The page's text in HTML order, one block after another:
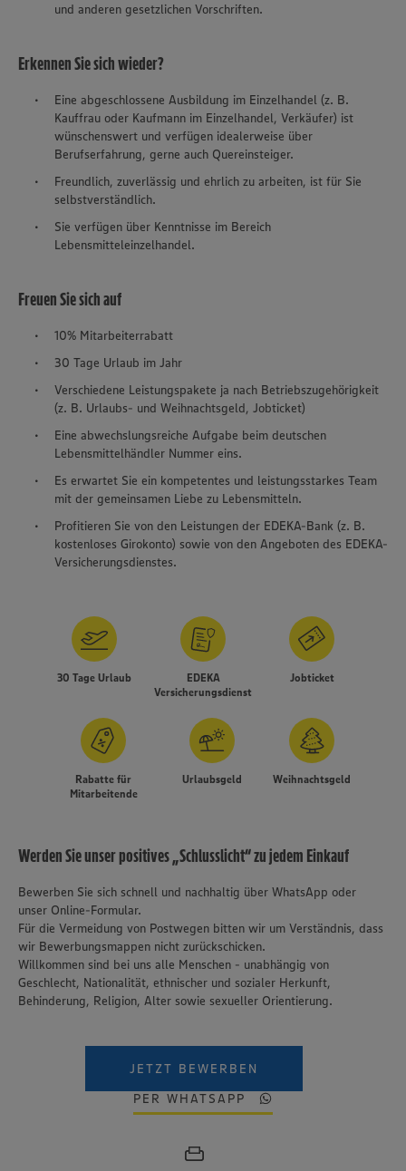
und anderen gesetzlichen Vorschriften.
Erkennen Sie sich wieder?
Eine abgeschlossene Ausbildung im Einzelhandel (z. B.
Kauffrau oder Kaufmann im Einzelhandel, Verkäufer) ist
wünschenswert und verfügen idealerweise über
Berufserfahrung, gerne auch Quereinsteiger.
Freundlich, zuverlässig und ehrlich zu arbeiten, ist für Sie
selbstverständlich.
Sie verfügen über Kenntnisse im Bereich
Lebensmitteleinzelhandel.
Freuen Sie sich auf
10% Mitarbeiterrabatt
30 Tage Urlaub im Jahr
Verschiedene Leistungspakete ja nach Betriebszugehörigkeit
(z. B. Urlaubs- und Weihnachtsgeld, Jobticket)
Eine abwechslungsreiche Aufgabe beim deutschen
Lebensmittelhändler Nummer eins.
Es erwartet Sie ein kompetentes und leistungsstarkes Team
mit der gemeinsamen Liebe zu Lebensmitteln.
Profitieren Sie von den Leistungen der EDEKA-Bank (z. B.
kostenloses Girokonto) sowie von den Angeboten des EDEKA-
Versicherungsdienstes.
30 Tage Urlaub
EDEKA
Versicherungsdienst
Jobticket
Rabatte für
Mitarbeitende
Urlaubsgeld Weihnachtsgeld
Werden Sie unser positives „Schlusslicht“ zu jedem Einkauf
Bewerben Sie sich schnell und nachhaltig über WhatsApp oder
unser Online-Formular.
Für die Vermeidung von Postwegen bitten wir um Verständnis, dass
wir Bewerbungsmappen nicht zurückschicken.
Willkommen sind bei uns alle Menschen - unabhängig von
Geschlecht, Nationalität, ethnischer und sozialer Herkunft,
Behinderung, Religion, Alter sowie sexueller Orientierung.
JETZT BEWERBEN
PER WHATSAPP